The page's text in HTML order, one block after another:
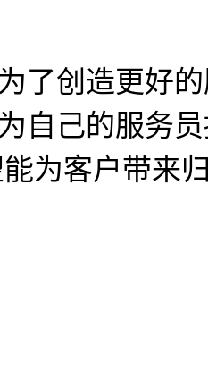
了创造更好
自己的服务
为客户带来